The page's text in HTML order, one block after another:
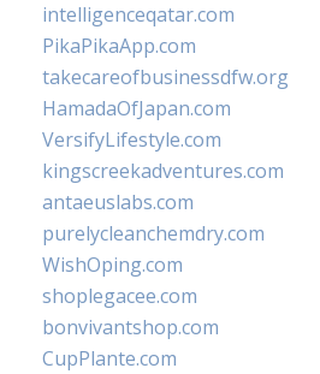
intelligenceqatar.com
PikaPikaApp.com
takecareofbusinessdfw.org
HamadaOfJapan.com
VersifyLifestyle.com
kingscreekadventures.com
antaeuslabs.com
purelycleanchemdry.com
WishOping.com
shoplegacee.com
bonvivantshop.com
CupPlante.com